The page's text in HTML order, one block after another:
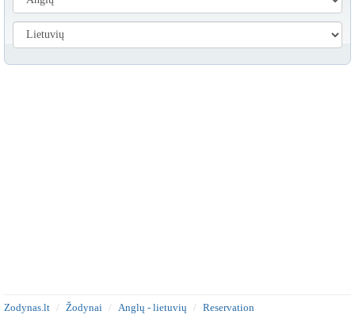
Zodynas.lt Žodynai Anglų - lietuvių Reservation